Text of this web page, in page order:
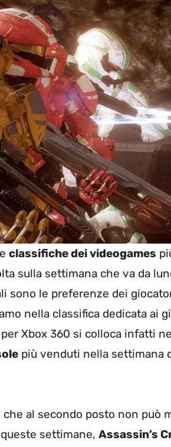
classifiche dei videogames
sulla settimana che va da
sono le preferenze dei
nella classifica dedicata ai
per Xbox 360 si colloca infatti
più venduti nella settimana
al secondo posto non può
settimane, Assassin’s